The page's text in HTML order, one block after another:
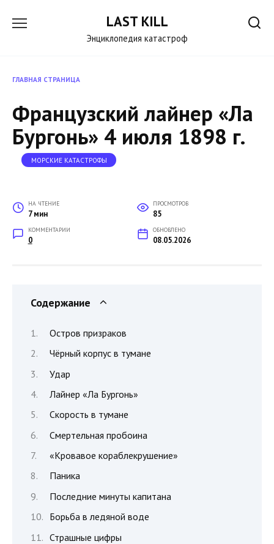
LAST KILL
Энциклопедия катастроф
ГЛАВНАЯ СТРАНИЦА
Французский лайнер «Ла
Бургонь» 4 июля 1898 г.
МОРСКИЕ КАТАСТРОФЫ
НА ЧТЕНИЕ
7 мин
ПРОСМОТРОВ
85
КОММЕНТАРИИ
0
ОБНОВЛЕНО
08.05.2026
Содержание
Остров призраков
Чёрный корпус в тумане
Удар
Лайнер «Ла Бургонь»
Скорость в тумане
Смертельная пробоина
«Кровавое кораблекрушение»
Паника
Последние минуты капитана
Борьба в ледяной воде
Страшные цифры